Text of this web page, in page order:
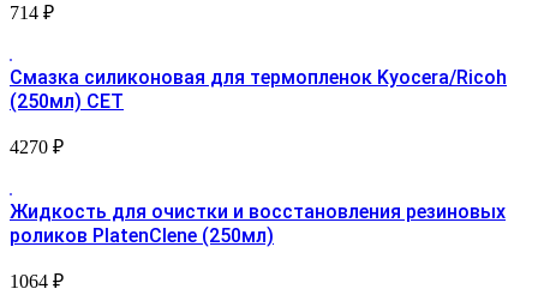
714 ₽
Смазка силиконовая для термопленок Kyocera/Ricoh
(250мл) CET
4270 ₽
Жидкость для очистки и восстановления резиновых
роликов PlatenClene (250мл)
1064 ₽